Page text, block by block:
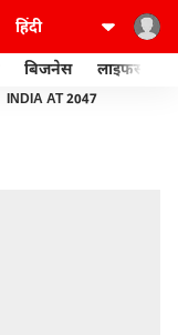
बिजनेस लाइफस्टाइल
INDIA AT 2047